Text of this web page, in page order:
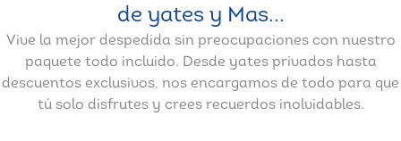
de yates y Mas...
Vive la mejor despedida sin preocupaciones con nuestro
paquete todo incluido. Desde yates privados hasta
descuentos exclusivos, nos encargamos de todo para que
tú solo disfrutes y crees recuerdos inolvidables.